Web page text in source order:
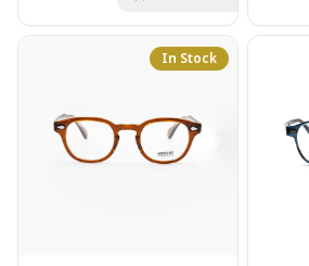
อุปกรณ์ : ซองหนัง
อุปกรณ์
In Stock